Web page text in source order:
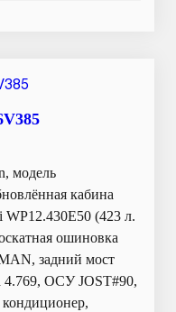
модель
кабина
WP12.430E50 (423 л.
ошиновка
задний мост
4.769, ОСУ JOST#90,
кондиционер,